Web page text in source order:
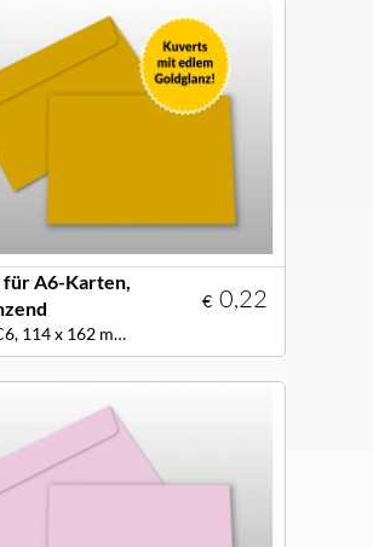
€ 0,22
A6-Karten,
Kuverts C6, 114 x 162 mm, Farbe gold glänzend